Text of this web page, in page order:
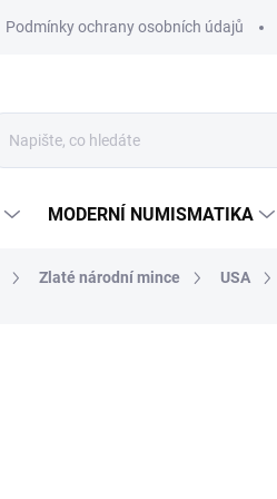
Podmínky ochrany osobních údajů
MODERNÍ NUMISMATIKA
Zlaté národní mince USA